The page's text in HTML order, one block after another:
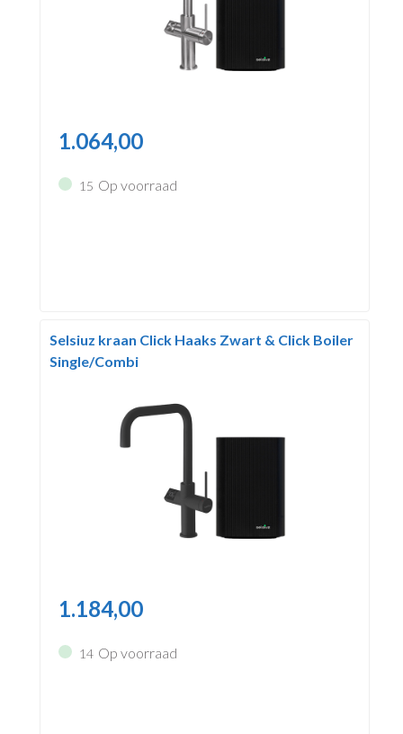
1.064,00
15 Op voorraad
Selsiuz kraan Click Haaks Zwart & Click Boiler
Single/Combi
1.184,00
14 Op voorraad